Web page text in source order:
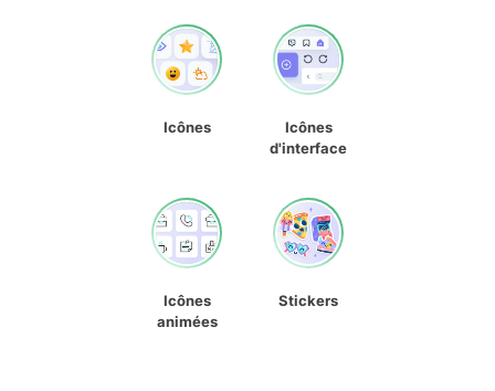
Icônes
Icônes
d'interface
Icônes
animées
Stickers